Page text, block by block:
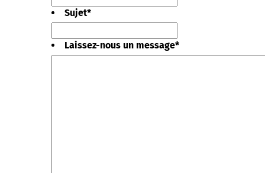
Sujet*
Laissez-nous un message*